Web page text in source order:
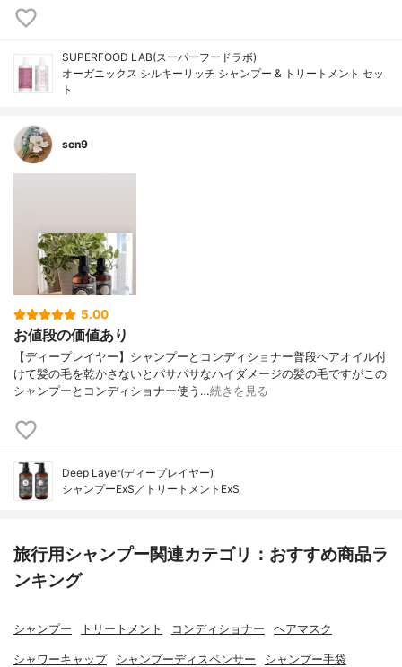
SUPERFOOD LAB(スーパーフードラボ)
オーガニックス シルキーリッチ シャンプー & トリートメント セッ
ト
scn9
5.00
お値段の価値あり
【ディープレイヤー】シャンプーとコンディショナー普段ヘアオイル付
けて髪の毛を乾かさないとパサパサなハイダメージの髪の毛ですがこの
シャンプーとコンディショナー使う…続きを見る
Deep Layer(ディープレイヤー)
シャンプーExS／トリートメントExS
旅行用シャンプー関連カテゴリ：おすすめ商品ラ
ンキング
シャンプー トリートメント コンディショナー ヘアマスク
シャワーキャップ シャンプーディスペンサー シャンプー手袋